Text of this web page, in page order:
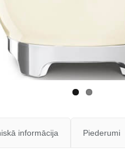
informācija Piederumi